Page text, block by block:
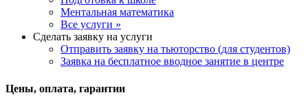
Ментальная математика
Все услуги »
Сделать заявку на услуги
Отправить заявку на тьюторство (для студентов)
Заявка на бесплатное вводное занятие в центре
Цены, оплата, гарантии